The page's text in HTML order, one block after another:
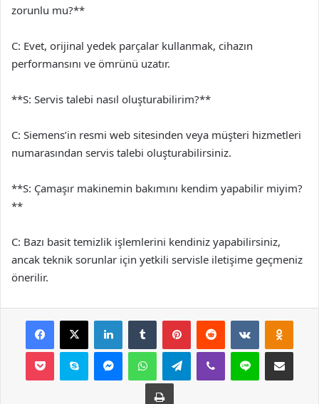
zorunlu mu?**
C: Evet, orijinal yedek parçalar kullanmak, cihazın
performansını ve ömrünü uzatır.
**S: Servis talebi nasıl oluşturabilirim?**
C: Siemens’in resmi web sitesinden veya müşteri hizmetleri
numarasından servis talebi oluşturabilirsiniz.
**S: Çamaşır makinemin bakımını kendim yapabilir miyim?
**
C: Bazı basit temizlik işlemlerini kendiniz yapabilirsiniz,
ancak teknik sorunlar için yetkili servisle iletişime geçmeniz
önerilir.
Facebook
X LinkedInTumblr PinterestReddit VKontakte
Pocket Skype MessengerWhatsAppTelegramViber Line E-Posta ile
Yazdır